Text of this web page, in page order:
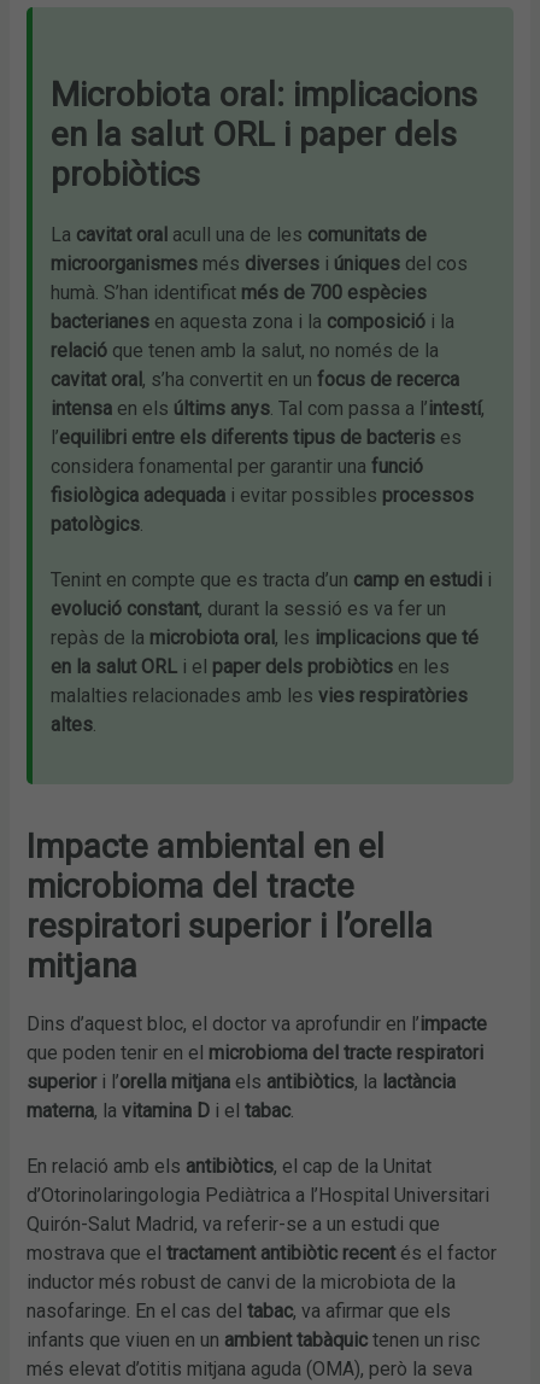
Microbiota oral: implicacions
en la salut ORL i paper dels
probiòtics
La cavitat oral acull una de les comunitats de
microorganismes més diverses i úniques del cos
humà. S’han identificat més de 700 espècies
bacterianes en aquesta zona i la composició i la
relació que tenen amb la salut, no només de la
cavitat oral , s’ha convertit en unfocus de recerca
intensa en els últims anys. Tal com passa a l’intestí,
l’equilibri entre els diferents tipus de bacteris es
considera fonamental per garantir unafunció
fisiològica adequada i evitar possibles processos
patològics.
Tenint en compte que es tracta d’un camp en estudi i
evolució constant, durant la sessió es va fer un
repàs de la microbiota oral , les implicacions que té
en la salut ORL i el paper dels probiòtics en les
malalties relacionades amb lesvies respiratòries
altes.
Impacte ambiental en el
microbioma del tracte
respiratori superior i l’orella
mitjana
Dins d’aquest bloc, el doctor va aprofundir en l’impacte
que poden tenir en el microbioma del tracte respiratori
superiori l’orella mitjana els antibiòtics, la lactància
materna, lavitamina D i eltabac.
En relació amb els antibiòtics, el cap de la Unitat
d’Otorinolaringologia Pediàtrica a l’Hospital Universitari
Quirón-Salut Madrid, va referir-se a un estudi que
mostrava que eltractament antibiòtic recentés el factor
inductor més robust de canvi de la microbiota de la
nasofaringe. En el cas deltabac, va afirmar que els
infants que viuen en un ambient tabàquic tenen un risc
més elevat d’otitis mitjana aguda (OMA), però la seva